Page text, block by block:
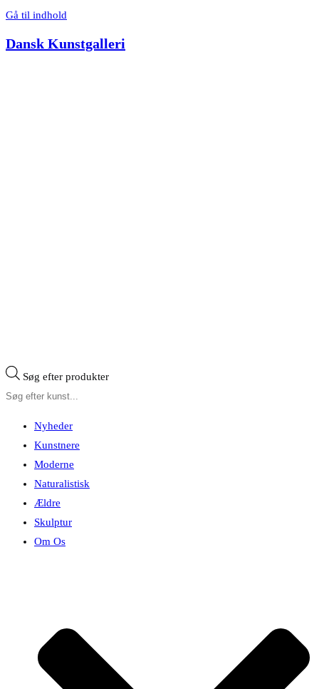
Gå til indhold
Dansk Kunstgalleri
Søg efter produkter
Nyheder
Kunstnere
Moderne
Naturalistisk
Ældre
Skulptur
Om Os